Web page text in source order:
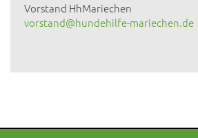
Vorstand HhMariechen
vorstand@hundehilfe-mariechen.de